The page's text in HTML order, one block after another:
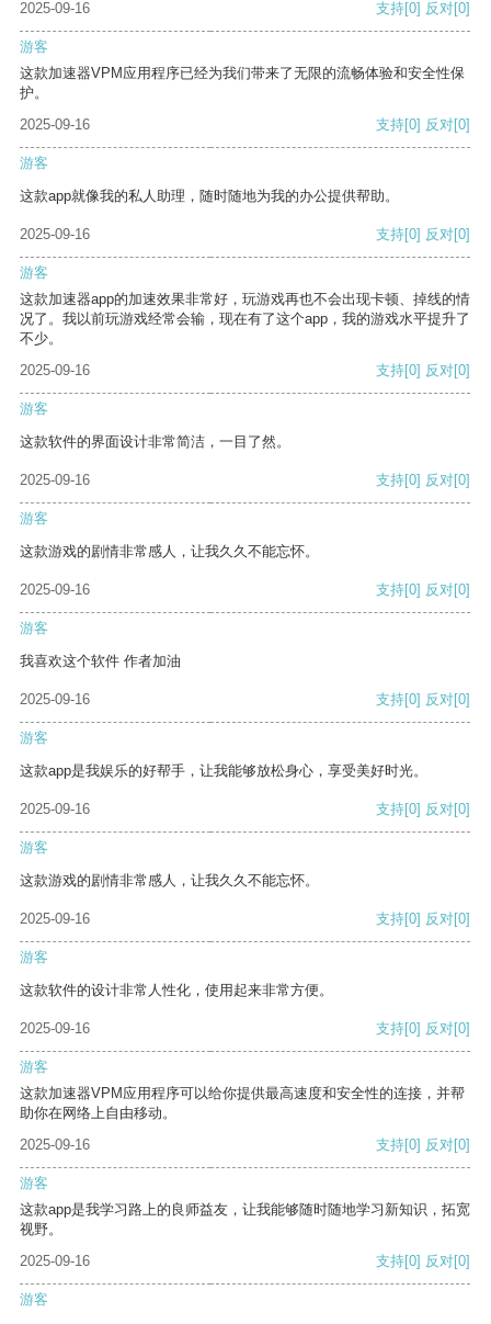
2025-09-16 支持[0] 反对[0]
游客
这款加速器VPM应用程序已经为我们带来了无限的流畅体验和安全性保
护。
2025-09-16
支持[0] 反对[0]
游客
这款app就像我的私人助理，随时随地为我的办公提供帮助。
2025-09-16 支持[0] 反对[0]
游客
这款加速器app的加速效果非常好，玩游戏再也不会出现卡顿、掉线的情
况了。我以前玩游戏经常会输，现在有了这个app，我的游戏水平提升了
不少。
2025-09-16
支持[0] 反对[0]
游客
这款软件的界面设计非常简洁，一目了然。
2025-09-16 支持[0] 反对[0]
游客
这款游戏的剧情非常感人，让我久久不能忘怀。
2025-09-16 支持[0] 反对[0]
游客
我喜欢这个软件 作者加油
2025-09-16 支持[0] 反对[0]
游客
这款app是我娱乐的好帮手，让我能够放松身心，享受美好时光。
2025-09-16 支持[0] 反对[0]
游客
这款游戏的剧情非常感人，让我久久不能忘怀。
2025-09-16 支持[0] 反对[0]
游客
这款软件的设计非常人性化，使用起来非常方便。
2025-09-16 支持[0] 反对[0]
游客
这款加速器VPM应用程序可以给你提供最高速度和安全性的连接，并帮
助你在网络上自由移动。
2025-09-16
支持[0] 反对[0]
游客
这款app是我学习路上的良师益友，让我能够随时随地学习新知识，拓宽
视野。
2025-09-16
支持[0] 反对[0]
游客